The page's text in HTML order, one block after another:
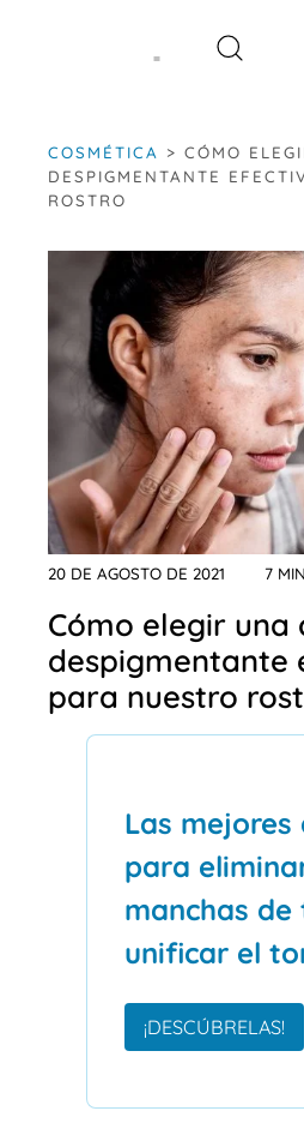
COSMÉTICA > CÓMO
DESPIGMENTANTE
ROSTRO
20 DE AGOSTO DE 2021 7
Cómo elegir una
despigmentante
para nuestro
Las mejores
para
manchas de
unificar el
¡DESCÚBRELAS!